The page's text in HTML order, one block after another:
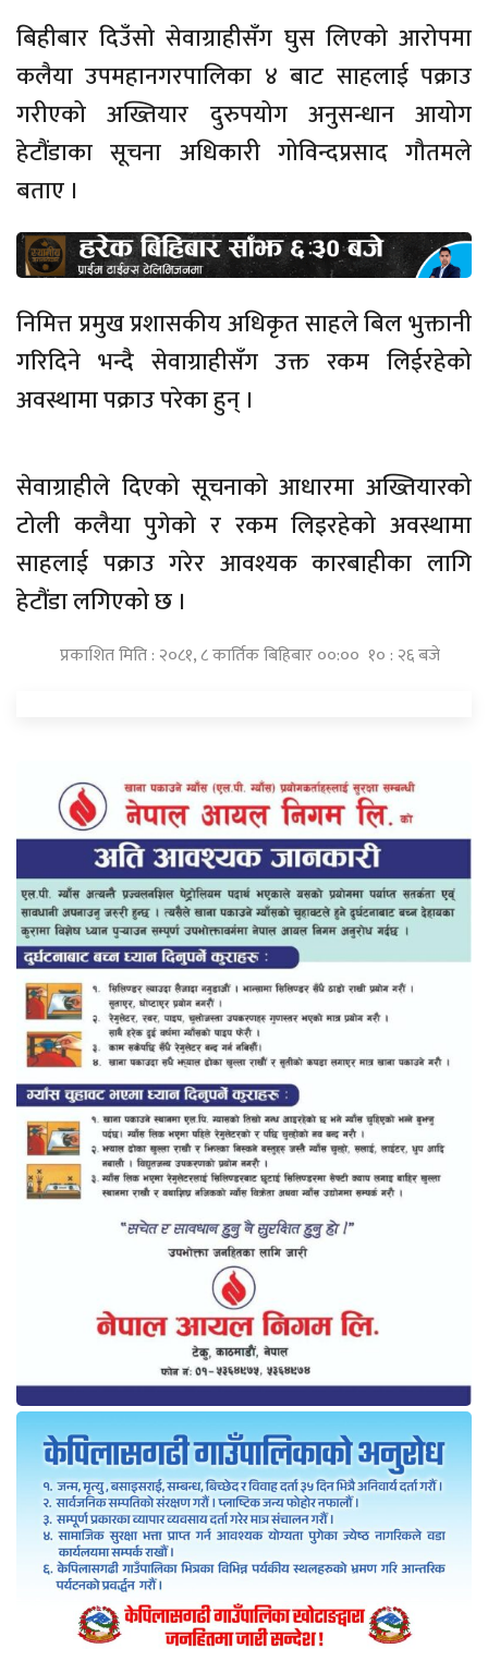
बिहीबार दिउँसो सेवाग्राहीसँग घुस लिएको आरोपमा
कलैया उपमहानगरपालिका ४ बाट साहलाई पक्राउ
गरीएको अख्तियार दुरुपयोग अनुसन्धान आयोग
हेटौंडाका सूचना अधिकारी गोविन्दप्रसाद गौतमले
बताए ।
निमित्त प्रमुख प्रशासकीय अधिकृत साहले बिल भुक्तानी
गरिदिने भन्दै सेवाग्राहीसँग उक्त रकम लिईरहेको
अवस्थामा पक्राउ परेका हुन् ।
सेवाग्राहीले दिएको सूचनाको आधारमा अख्तियारको
टोली कलैया पुगेको र रकम लिइरहेको अवस्थामा
साहलाई पक्राउ गरेर आवश्यक कारबाहीका लागि
हेटौंडा लगिएको छ ।
प्रकाशित मिति : २०८१, ८ कार्तिक बिहिबार ००:०० १० : २६ बजे